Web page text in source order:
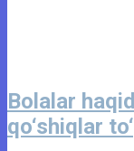
Bolalar
qo‘shiqlar